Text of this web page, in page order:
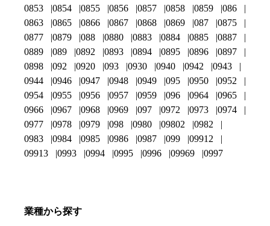
0853
0854 0855 0856 0857 0858 0859
086
0863
0865 0866 0867 0868 0869 087
0875
0877
0879 088 0880 0883 0884 0885
0887
0889
089 0892 0893 0894 0895 0896
0897
0898
092 0920 093 0930 0940 0942
0943
0944
0946 0947 0948 0949 095 0950
0952
0954
0955 0956 0957 0959 096 0964
0965
0966
0967 0968 0969 097 0972 0973
0974
0977
0978 0979 098 0980 09802
0982
0983
0984 0985 0986 0987 099
09912
09913
0993 0994 0995 0996 09969 0997
業種から探す